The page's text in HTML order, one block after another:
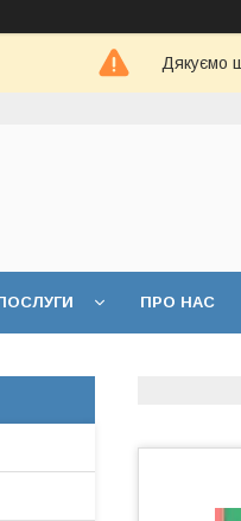
Дякуємо
ПРО НАС